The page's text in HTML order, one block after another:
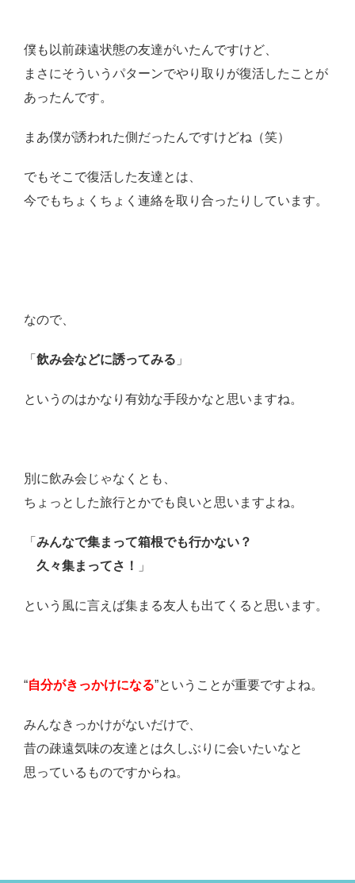
僕も以前疎遠状態の友達がいたんですけど、
まさにそういうパターンでやり取りが復活したことが
あったんです。
まあ僕が誘われた側だったんですけどね（笑）
でもそこで復活した友達とは、
今でもちょくちょく連絡を取り合ったりしています。
なので、
「 飲み会などに誘ってみる 」
というのはかなり有効な手段かなと思いますね。
別に飲み会じゃなくとも、
ちょっとした旅行とかでも良いと思いますよね。
「 みんなで集まって箱根でも行かない？
久々集まってさ！
」
という風に言えば集まる友人も出てくると思います。
“自分がきっかけになる”ということが重要ですよね。
みんなきっかけがないだけで、
昔の疎遠気味の友達とは久しぶりに会いたいなと
思っているものですからね。